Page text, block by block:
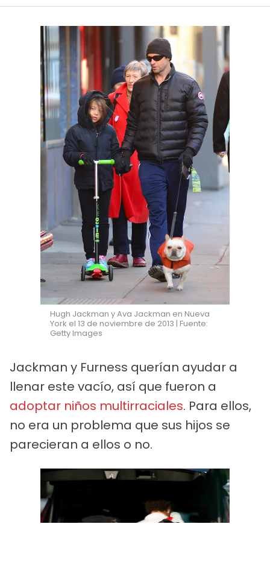
Hugh Jackman y Ava Jackman en Nueva
York el 13 de noviembre de 2013 | Fuente:
Getty Images
Jackman y Furness querían ayudar a
llenar este vacío, así que fueron a
adoptar niños multirraciales. Para ellos,
no era un problema que sus hijos se
parecieran a ellos o no.